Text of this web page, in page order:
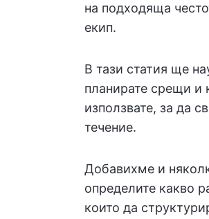
на подходяща
екип.
В тази статия ще
планирате срещи и
използвате, за да
течение.
Добавихме и
определите какво
които да